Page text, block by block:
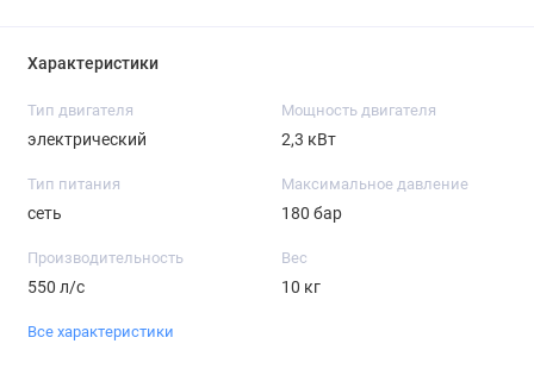
Характеристики
Тип двигателя
электрический
Мощность двигателя
2,3 кВт
Тип питания
сеть
Максимальное давление
180 бар
Производительность
550 л/с
Вес
10 кг
Все характеристики